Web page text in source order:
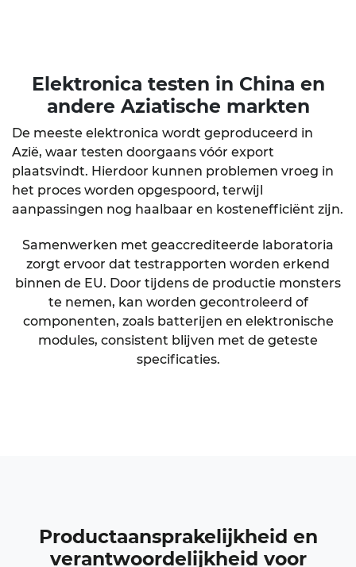
Elektronica testen in China en
andere Aziatische markten
De meeste elektronica wordt geproduceerd in
Azië, waar testen doorgaans vóór export
plaatsvindt. Hierdoor kunnen problemen vroeg in
het proces worden opgespoord, terwijl
aanpassingen nog haalbaar en kostenefficiënt zijn.
Samenwerken met geaccrediteerde laboratoria
zorgt ervoor dat testrapporten worden erkend
binnen de EU. Door tijdens de productie monsters
te nemen, kan worden gecontroleerd of
componenten, zoals batterijen en elektronische
modules, consistent blijven met de geteste
specificaties.
Productaansprakelijkheid en
verantwoordelijkheid voor